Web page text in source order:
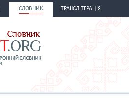
СЛОВНИК ТРАНСЛІТЕРАЦІЯ